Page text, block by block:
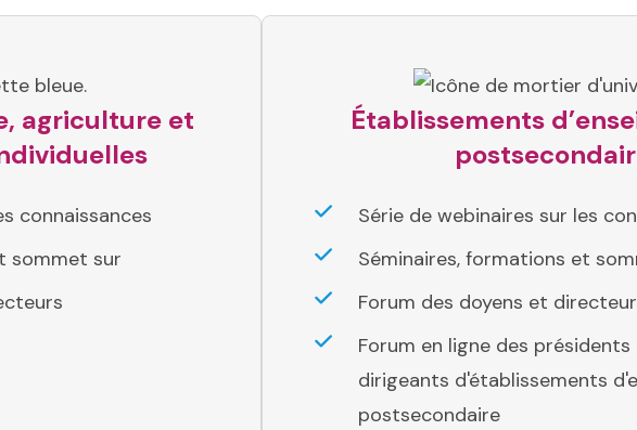
agriculture et
connaissances
sommet sur
Établissements
Série de webinaires sur les
Séminaires, formations et
Forum des doyens et
Forum en ligne des
dirigeants d'établissements
postsecondaire